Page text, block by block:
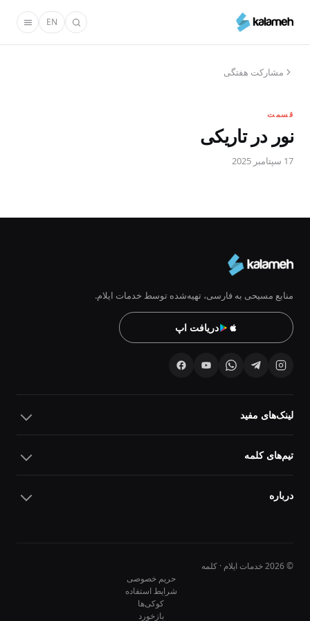
محتوای
EN
مشارکت هفتگی
قسمت
نور در تاریکی
17 سپتامبر 2025
منابع مسیحی به فارسی، تهیه‌شده توسط خدمات ایلام.
دریافت اپ
لینک‌های مفید
تیم‌های کلمه
درباره
© 2026 خدمات ایلام · کلمه
حریم خصوصی
شرایط استفاده
کوکی‌ها
بازخورد
10